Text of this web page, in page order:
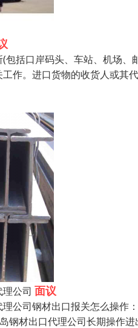
括口岸码头、车站、机场
作。进口货物的收货人或其
公司 面议
公司钢材出口报关怎么操作
钢材出口代理公司长期操作